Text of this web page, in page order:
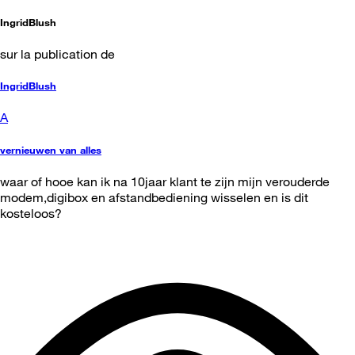
IngridBlush
sur la publication de
IngridBlush
A
vernieuwen van alles
waar of hooe kan ik na 10jaar klant te zijn mijn verouderde
modem,digibox en afstandbediening wisselen en is dit
kosteloos?